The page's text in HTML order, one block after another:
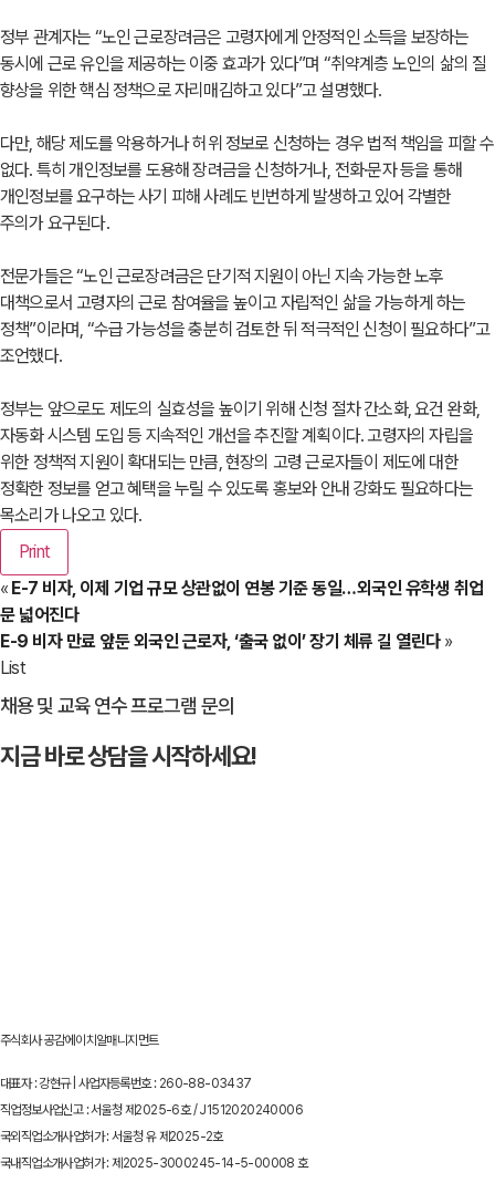
정부 관계자는 “노인 근로장려금은 고령자에게 안정적인 소득을 보장하는
동시에 근로 유인을 제공하는 이중 효과가 있다”며 “취약계층 노인의 삶의 질
향상을 위한 핵심 정책으로 자리매김하고 있다”고 설명했다.
다만, 해당 제도를 악용하거나 허위 정보로 신청하는 경우 법적 책임을 피할 수
없다. 특히 개인정보를 도용해 장려금을 신청하거나, 전화·문자 등을 통해
개인정보를 요구하는 사기 피해 사례도 빈번하게 발생하고 있어 각별한
주의가 요구된다.
전문가들은 “노인 근로장려금은 단기적 지원이 아닌 지속 가능한 노후
대책으로서 고령자의 근로 참여율을 높이고 자립적인 삶을 가능하게 하는
정책”이라며, “수급 가능성을 충분히 검토한 뒤 적극적인 신청이 필요하다”고
조언했다.
정부는 앞으로도 제도의 실효성을 높이기 위해 신청 절차 간소화, 요건 완화,
자동화 시스템 도입 등 지속적인 개선을 추진할 계획이다. 고령자의 자립을
위한 정책적 지원이 확대되는 만큼, 현장의 고령 근로자들이 제도에 대한
정확한 정보를 얻고 혜택을 누릴 수 있도록 홍보와 안내 강화도 필요하다는
목소리가 나오고 있다.
Print
« E-7 비자, 이제 기업 규모 상관없이 연봉 기준 동일…외국인 유학생 취업
문 넓어진다
E-9 비자 만료 앞둔 외국인 근로자, ‘출국 없이’ 장기 체류 길 열린다 »
List
채용 및 교육 연수 프로그램 문의
지금 바로 상담을 시작하세요!
주식회사 공감에이치알매니지먼트
대표자 : 강현규 | 사업자등록번호 : 260-88-03437
직업정보사업신고 : 서울청 제2025-6호 / J1512020240006
국외직업소개사업허가 : 서울청 유 제2025-2호
국내직업소개사업허가 : 제2025-3000245-14-5-00008 호